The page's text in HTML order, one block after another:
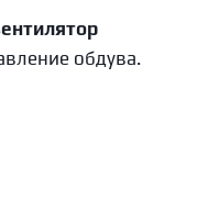
обдува.